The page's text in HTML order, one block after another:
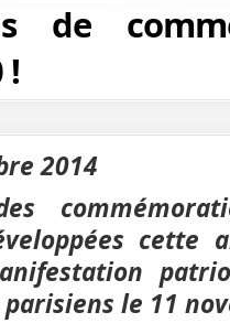
de
!
2014
cette
le 11